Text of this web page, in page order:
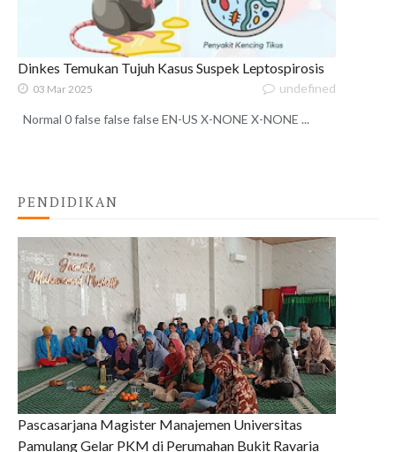
Dinkes Temukan Tujuh Kasus Suspek Leptospirosis
03 Mar 2025 undefined
Normal 0 false false false EN-US X-NONE X-NONE ...
PENDIDIKAN
Pascasarjana Magister Manajemen Universitas
Pamulang Gelar PKM di Perumahan Bukit Ravaria